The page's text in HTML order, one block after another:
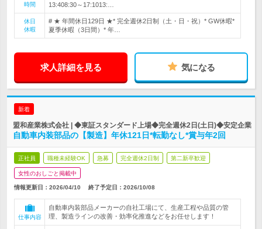
時間
13:408:30～17:1013:…
休日
休暇
# ★ 年間休日129日 ★* 完全週休2日制（土・日・祝）* GW休暇*
夏季休暇（3日間）* 年…
求人詳細を見る 気になる
新着
盟和産業株式会社 | ◆東証スタンダード上場◆完全週休2日(土日)◆安定企業
自動車内装部品の【製造】年休121日*転勤なし*賞与年2回
正社員 職種未経験OK 急募 完全週休2日制 第二新卒歓迎
女性のおしごと掲載中
情報更新日：2026/04/10 終了予定日： 2026/10/08
仕事内容
自動車内装部品メーカーの自社工場にて、生産工程や品質の管
理、製造ラインの改善・効率化推進などをお任せします！